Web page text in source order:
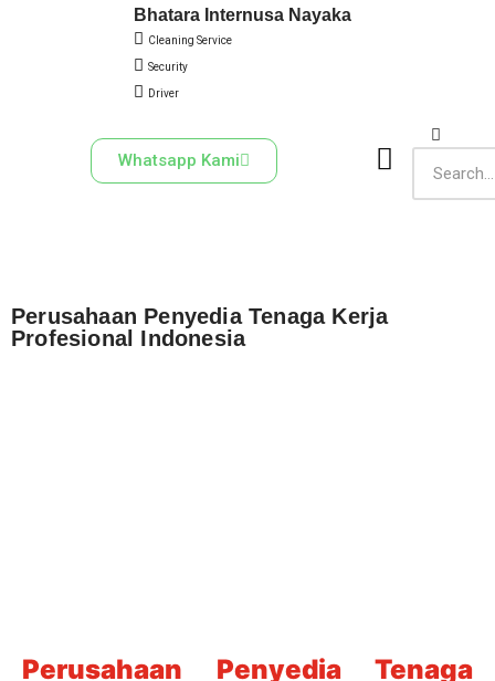
Bhatara Internusa Nayaka
Cleaning Service
Security
Driver
Whatsapp Kami
Perusahaan Penyedia Tenaga Kerja
Profesional Indonesia
Perusahaan Penyedia Tenaga